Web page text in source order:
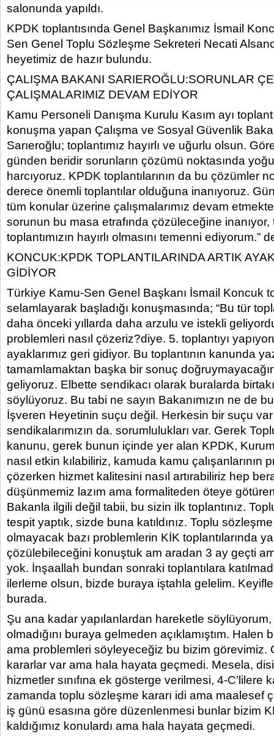
salonunda yapıldı.
KPDK toplantısında Genel Başkanımız İsmail
Sen Genel Toplu Sözleşme Sekreteri Necati
heyetimiz de hazır bulundu.
ÇALIŞMA BAKANI SARIEROĞLU:SORUNLAR
ÇALIŞMALARIMIZ DEVAM EDİYOR
Kamu Personeli Danışma Kurulu Kasım ayı
konuşma yapan Çalışma ve Sosyal Güvenlik
Sarıeroğlu; toplantımız hayırlı ve uğurlu olsun.
günden beridir sorunların çözümü noktasında
harcıyoruz. KPDK toplantılarının da bu çözümler
derece önemli toplantılar olduğuna inanıyoruz.
tüm konular üzerine çalışmalarımız devam
sorunun bu masa etrafında çözüleceğine inanıyor,
toplantımızın hayırlı olmasını temenni ediyorum.”
KONCUK:KPDK TOPLANTILARINDA ARTIK
GİDİYOR
Türkiye Kamu-Sen Genel Başkanı İsmail Koncuk
selamlayarak başladığı konuşmasında; “Bu tür
daha önceki yıllarda daha arzulu ve istekli
problemleri nasıl çözeriz?diye. 5. toplantıyı
ayaklarımız geri gidiyor. Bu toplantının kanunda
tamamlamaktan başka bir sonuç
geliyoruz. Elbette sendikacı olarak buralarda
söylüyoruz. Bu tabi ne sayın Bakanımızın ne de
İşveren Heyetinin suçu değil. Herkesin bir suçu
sendikalarımızın da. sorumlulukları var. Gerek
kanunu, gerek bunun içinde yer alan KPDK, Kurum
nasıl etkin kılabiliriz, kamuda kamu çalışanlarının
çözerken hizmet kalitesini nasıl artırabiliriz hep
düşünmemiz lazım ama formaliteden öteye
Bakanla ilgili değil tabii, bu sizin ilk toplantınız.
tespit yaptık, sizde buna katıldınız. Toplu
olmayacak bazı problemlerin KİK toplantılarında
çözülebileceğini konuştuk am aradan 3 ay geçti
yok. İnşaallah bundan sonraki toplantılara
ilerleme olsun, bizde buraya iştahla gelelim.
burada.
Şu ana kadar yapılanlardan hareketle
olmadığını buraya gelmeden açıklamıştım. Halen
ama problemleri söyleyeceğiz bu bizim görevimiz.
kararlar var ama hala hayata geçmedi. Mesela,
hizmetler sınıfına ek gösterge verilmesi, 4-C’lilere
zamanda toplu sözleşme kararı idi ama maalesef
iş günü esasına göre düzenlenmesi bunlar bizim
kaldığımız konulardı ama hala hayata geçmedi.